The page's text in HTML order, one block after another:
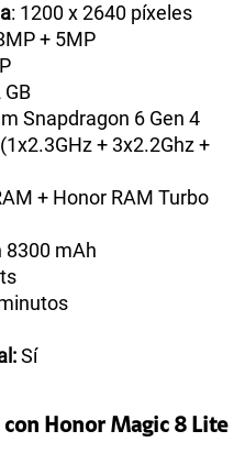
: 1200 x 2640 píxeles
+ 5MP
GB
Snapdragon 6 Gen 4
+ 3x2.2Ghz +
+ Honor RAM Turbo
8300 mAh
Sí
con Honor Magic 8 Lite